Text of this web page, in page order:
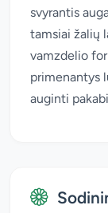
svyrantis
tamsiai žalių
vamzdelio
primenantys
auginti